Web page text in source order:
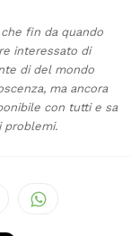
fin da quando
interessato di
di del mondo
ma ancora
con tutti e sa
problemi.